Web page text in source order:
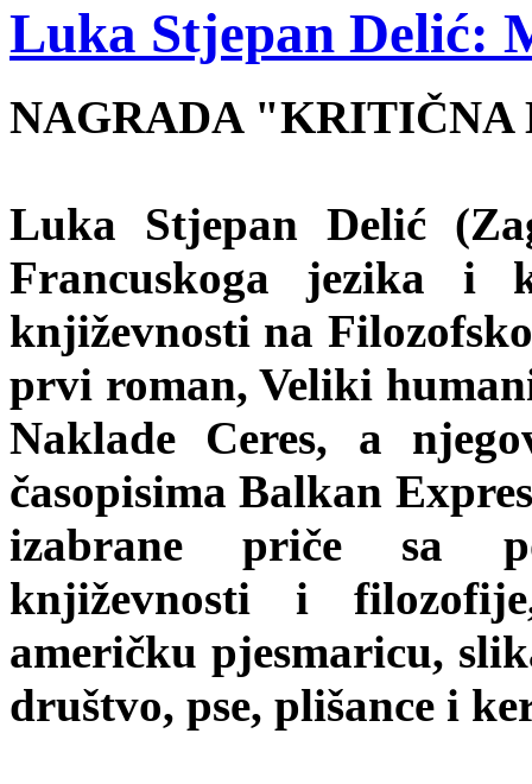
Luka Stjepan Delić:
NAGRADA "KRITIČNA
Luka Stjepan Delić
Francuskoga jezika i
književnosti na
prvi roman, Veliki
Naklade Ceres, a
časopisima Balkan
izabrane priče sa
književnosti i
američku pjesmaricu,
društvo, pse, plišance i